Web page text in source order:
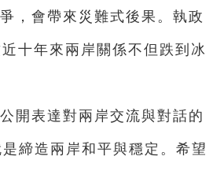
，會帶來災難式後果。執政
十年來兩岸關係不但跌到冰
開表達對兩岸交流與對話的
締造兩岸和平與穩定。希望